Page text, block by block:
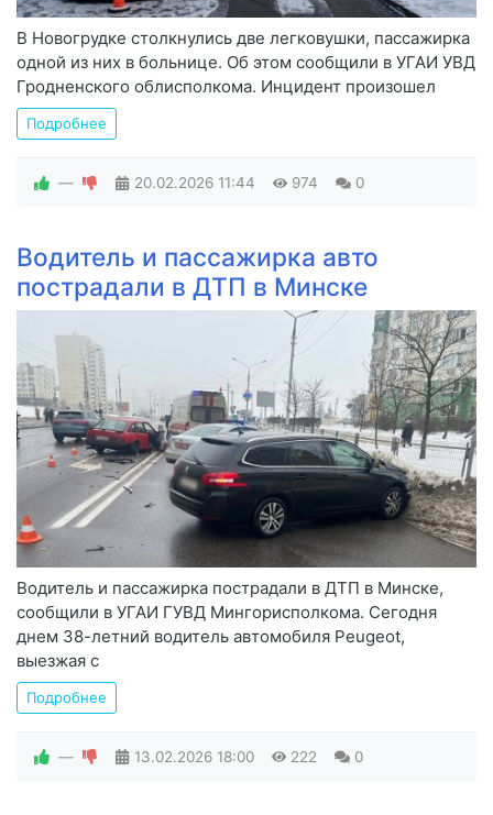
В Новогрудке столкнулись две легковушки, пассажирка
одной из них в больнице. Об этом сообщили в УГАИ УВД
Гродненского облисполкома. Инцидент произошел
Подробнее
— 20.02.2026 11:44 974 0
Водитель и пассажирка авто
пострадали в ДТП в Минске
Водитель и пассажирка пострадали в ДТП в Минске,
сообщили в УГАИ ГУВД Мингорисполкома. Сегодня
днем 38-летний водитель автомобиля Peugeot,
выезжая с
Подробнее
— 13.02.2026 18:00 222 0